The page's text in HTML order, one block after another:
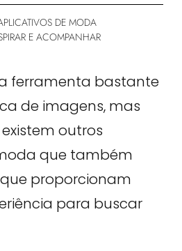
DE MODA
E ACOMPANHAR
ferramenta bastante
de imagens, mas
outros
que também
proporcionam
para buscar